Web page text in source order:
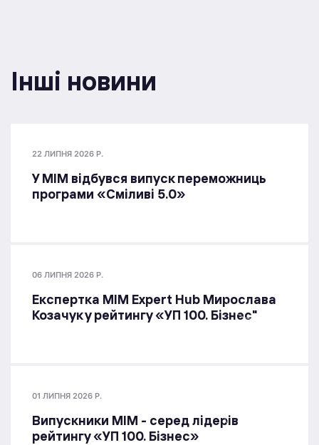
Інші новини
22 ЛИПНЯ 2026 Р.
У МІМ відбувся випуск переможниць
програми «Сміливі 5.0»
06 ЛИПНЯ 2026 Р.
Експертка MIM Expert Hub Мирослава
Козачук у рейтингу «УП 100. Бізнес"
01 ЛИПНЯ 2026 Р.
Випускники МІМ - серед лідерів
рейтингу «УП 100. Бізнес»